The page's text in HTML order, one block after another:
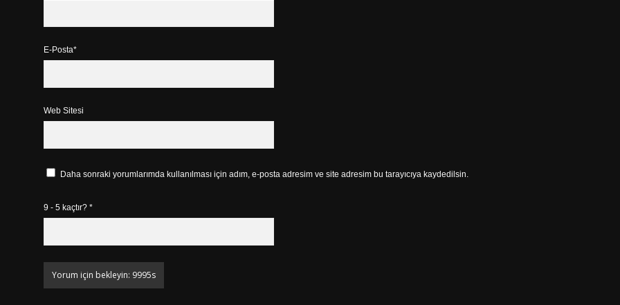
E-Posta*
Web Sitesi
Daha sonraki yorumlarımda kullanılması için adım, e-posta adresim ve site adresim bu tarayıcıya kaydedilsin.
9 - 5 kaçtır? *